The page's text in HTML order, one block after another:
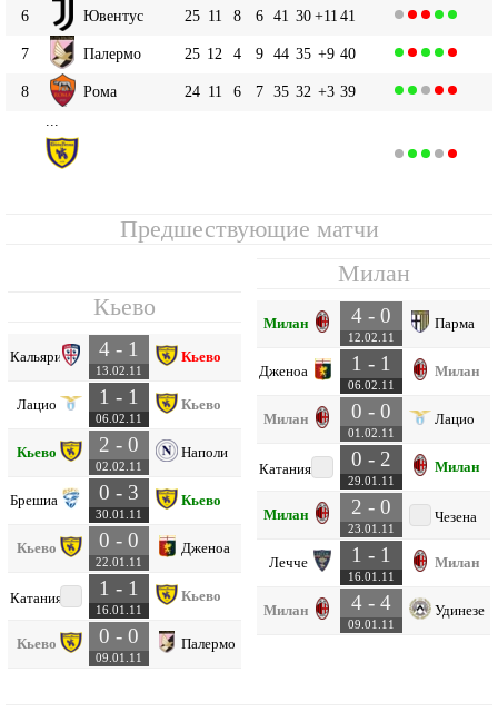
6
Ювентус 25 11 8 6 41 30+11 41
7 Палермо 25 12 4 9 44 35 +9 40
8 Рома 24 11 6 7 35 32 +3 39
Предшествующие матчи
Кьево
Кальяри 4 - 1
13.02.11
Кьево
Лацио 1 - 1
06.02.11
Кьево
Кьево 2 - 0
02.02.11
Наполи
Брешиа 0 - 3
30.01.11
Кьево
Кьево 0 - 0
22.01.11
Дженоа
Катания 1 - 1
16.01.11
Кьево
Кьево 0 - 0
09.01.11
Палермо
Милан
Милан 4 - 0
12.02.11
Парма
Дженоа 1 - 1
06.02.11
Милан
Милан 0 - 0
01.02.11
Лацио
Катания 0 - 2
29.01.11
Милан
Милан 2 - 0
23.01.11
Чезена
Лечче 1 - 1
16.01.11
Милан
Милан 4 - 4
09.01.11
Удинезе